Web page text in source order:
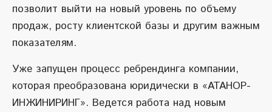
позволит выйти на новый уровень по объему
продаж, росту клиентской базы и другим важным
показателям.
Уже запущен процесс ребрендинга компании,
которая преобразована юридически в «АТАНОР-
ИНЖИНИРИНГ». Ведется работа над новым